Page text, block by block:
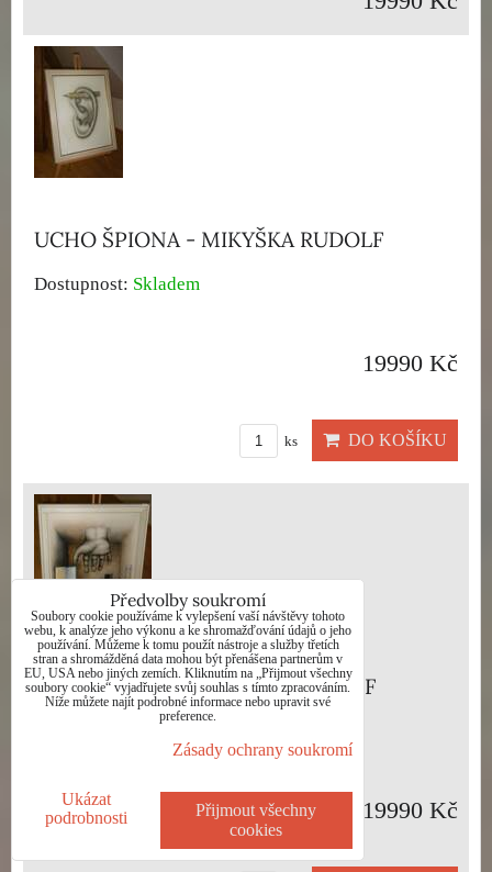
UCHO ŠPIONA - MIKYŠKA RUDOLF
Dostupnost: Skladem
19990 Kč
ks DO KOŠÍKU
NOČNÍ MŮRA - MIKYŠKA RUDOLF
19990 Kč
Předvolby soukromí
Soubory cookie používáme k vylepšení vaší návštěvy tohoto
webu, k analýze jeho výkonu a ke shromažďování údajů o jeho
používání. Můžeme k tomu použít nástroje a služby třetích
stran a shromážděná data mohou být přenášena partnerům v
EU, USA nebo jiných zemích. Kliknutím na „Přijmout všechny
soubory cookie“ vyjadřujete svůj souhlas s tímto zpracováním.
Níže můžete najít podrobné informace nebo upravit své
preference.
Zásady ochrany soukromí
Ukázat
podrobnosti
Přijmout všechny
cookies